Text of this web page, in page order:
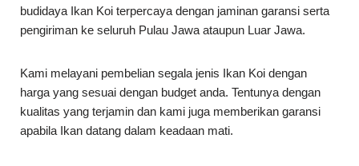
budidaya Ikan Koi terpercaya dengan jaminan garansi serta
pengiriman ke seluruh Pulau Jawa ataupun Luar Jawa.
Kami melayani pembelian segala jenis Ikan Koi dengan
harga yang sesuai dengan budget anda. Tentunya dengan
kualitas yang terjamin dan kami juga memberikan garansi
apabila Ikan datang dalam keadaan mati.